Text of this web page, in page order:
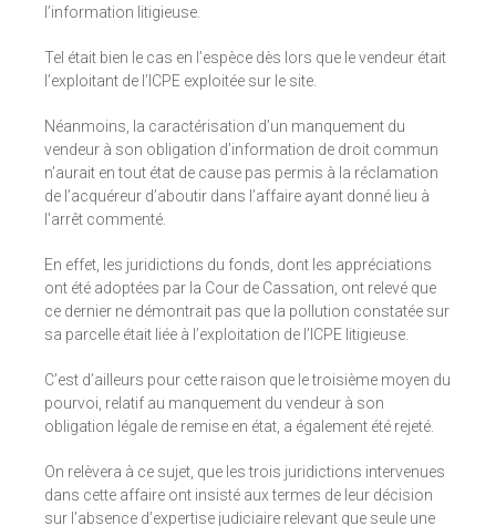
l’information litigieuse.
Tel était bien le cas en l’espèce dès lors que le vendeur était
l’exploitant de l’ICPE exploitée sur le site.
Néanmoins, la caractérisation d’un manquement du
vendeur à son obligation d’information de droit commun
n’aurait en tout état de cause pas permis à la réclamation
de l’acquéreur d’aboutir dans l’affaire ayant donné lieu à
l’arrêt commenté.
En effet, les juridictions du fonds, dont les appréciations
ont été adoptées par la Cour de Cassation, ont relevé que
ce dernier ne démontrait pas que la pollution constatée sur
sa parcelle était liée à l’exploitation de l’ICPE litigieuse.
C’est d’ailleurs pour cette raison que le troisième moyen du
pourvoi, relatif au manquement du vendeur à son
obligation légale de remise en état, a également été rejeté.
On relèvera à ce sujet, que les trois juridictions intervenues
dans cette affaire ont insisté aux termes de leur décision
sur l’absence d’expertise judiciaire relevant que seule une